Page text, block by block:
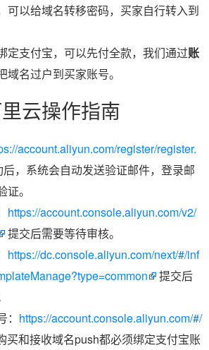
可以给域名转移密码，买家自行转入到
定支付宝，可以先付全款，我们通过账
域名过户到买家账号。
云操作指南
account.aliyun.com/register/register.
后，系统会自动发送验证邮件，登录邮
。
https://account.console.aliyun.com/v2/
提交后需要等待审核。
https://dc.console.aliyun.com/next/#/inf
提交后
https://account.console.aliyun.com/#/
买和接收域名push都必须绑定支付宝账